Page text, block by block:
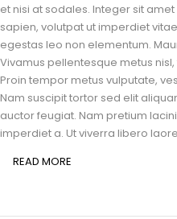
et nisi at sodales. Integer sit
sapien, volutpat ut imperdiet
egestas leo non elementum.
Vivamus pellentesque metus
Proin tempor metus vulputate,
Nam suscipit tortor sed elit
auctor feugiat. Nam pretium
imperdiet a. Ut viverra libero
READ MORE